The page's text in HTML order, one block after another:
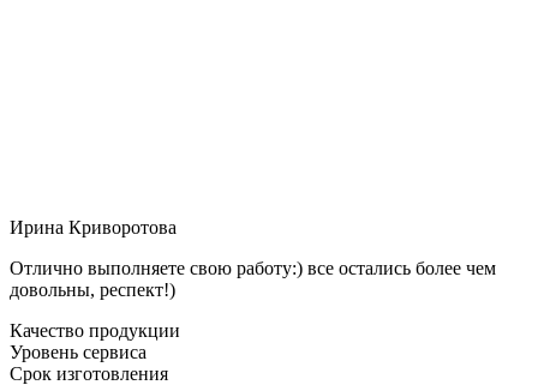
Ирина Криворотова
Отлично выполняете свою работу:) все остались более чем
довольны, респект!)
Качество продукции
Уровень сервиса
Срок изготовления